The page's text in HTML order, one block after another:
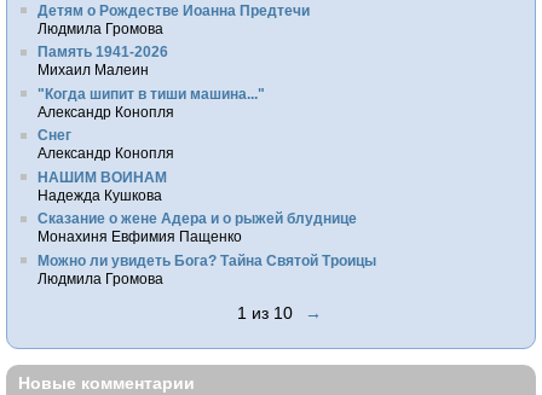
Детям о Рождестве Иоанна Предтечи
Людмила Громова
Память 1941-2026
Михаил Малеин
"Когда шипит в тиши машина..."
Александр Конопля
Снег
Александр Конопля
НАШИМ ВОИНАМ
Надежда Кушкова
Сказание о жене Адера и о рыжей блуднице
Монахиня Евфимия Пащенко
Можно ли увидеть Бога? Тайна Святой Троицы
Людмила Громова
1 из 10 →
Новые комментарии